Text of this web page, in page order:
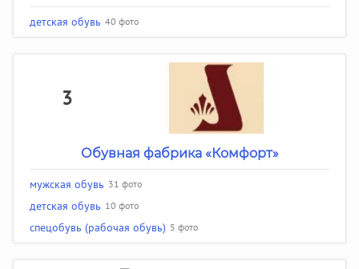
детская обувь 40 фото
3
Обувная фабрика «Комфорт»
мужская обувь 31 фото
детская обувь 10 фото
спецобувь (рабочая обувь) 5 фото